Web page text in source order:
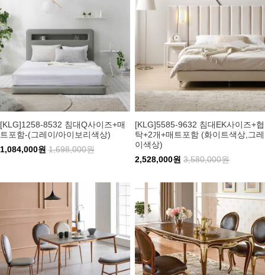
[KLG]1258-8532 침대Q사이즈+매
트포함-(그레이/아이보리색상)
1,084,000원 1,698,000원
[KLG]5585-9632 침대EK사이즈+협
탁+2개+매트포함 (화이트색상,그레
이색상)
2,528,000원 3,580,000원